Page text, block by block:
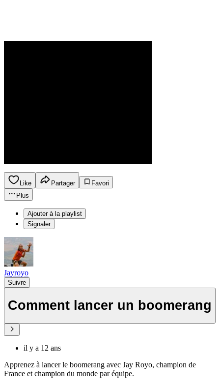
Like Partager
Favori
Plus
Ajouter à la playlist
Signaler
Jayroyo
Suivre
Comment lancer un boomerang
il y a 12 ans
Apprenez à lancer le boomerang avec Jay Royo, champion de
France et champion du monde par équipe.